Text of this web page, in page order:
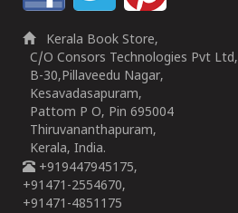
Kerala Book Store,
C/O Consors Technologies Pvt Ltd,
B-30,Pillaveedu Nagar,
Kesavadasapuram,
Pattom P O, Pin 695004
Thiruvananthapuram,
Kerala, India.
+919447945175,
+91471-2554670,
+91471-4851175